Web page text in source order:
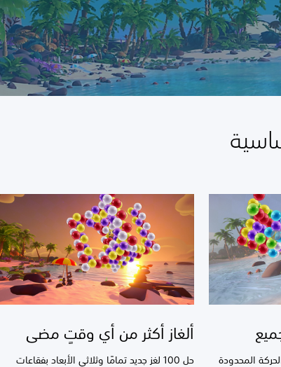
ألغاز أكثر من أي وقتٍ مضى
حل 100 لغز جديد تمامًا وثلاثي الأبعاد بفقاعات
المحدودة